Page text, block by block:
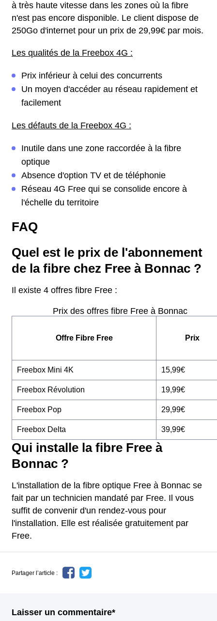
à très haute vitesse dans les zones où la fibre
n'est pas encore disponible. Le client dispose de
250Go d'internet pour un prix de 29,99€ par mois.
Les qualités de la Freebox 4G :
Prix inférieur à celui des concurrents
Un moyen d'accéder au réseau rapidement et
facilement
Les défauts de la Freebox 4G :
Inutile dans une zone raccordée à la fibre
optique
Absence d'option TV et de téléphonie
Réseau 4G Free qui se consolide encore à
l'échelle du territoire
FAQ
Quel est le prix de l'abonnement
de la fibre chez Free à Bonnac ?
Il existe 4 offres fibre Free :
Prix des offres fibre Free à Bonnac
Offre Fibre Free Prix
Freebox Mini 4K 15,99€
Freebox Révolution 19,99€
Freebox Pop 29,99€
Freebox Delta 39,99€
Qui installe la fibre Free à
Bonnac ?
L'installation de la fibre optique Free à Bonnac se
fait par un technicien mandaté par Free. Il vous
suffit de convenir d'un rendez-vous pour
l'installation. Elle est réalisée gratuitement par
Free.
Partager l’article :
Laisser un commentaire*